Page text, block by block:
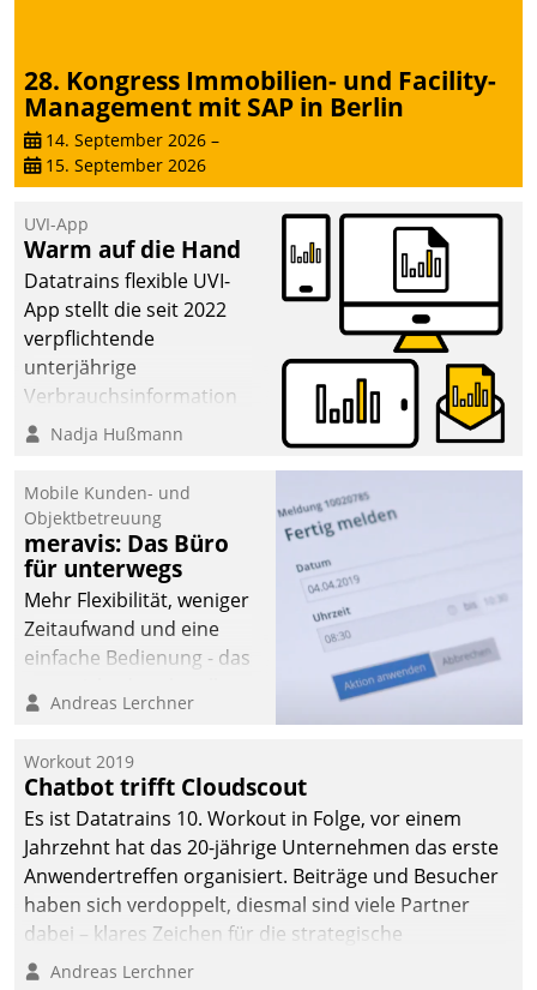
28. Kongress Immobilien- und Facility-
Management mit SAP in Berlin
14. September 2026 –
15. September 2026
UVI-App
Warm auf die Hand
Datatrains flexible UVI-
App stellt die seit 2022
verpflichtende
unterjährige
Verbrauchsinformation
schnell, zuverlässig und
Die monatlichen
Mitteilungen zum
Heizungs- und
Wasserverbrauch gehen
automatisiert, vollständig
und auf Wunsch über
mehrere zuvor
Kommunikationswege bei
Nadja Hußmann
Mobile Kunden- und
Objektbetreuung
meravis: Das Büro
für unterwegs
Mehr Flexibilität, weniger
Zeitaufwand und eine
einfache Bedienung - das
Cockpit für mobile
Datatrain. Die meravis
Wohnungsbau- und
Immobilien GmbH hat
sich dabei für den Betrieb
der Lösung über die SAP
Cloud Platform
entschieden - als erstes
Unternehmen am
Andreas Lerchner
Workout 2019
Chatbot trifft Cloudscout
Es ist Datatrains 10. Workout in Folge, vor einem
Jahrzehnt hat das 20-jährige Unternehmen das erste
Anwendertreffen organisiert. Beiträge und Besucher
haben sich verdoppelt, diesmal sind viele Partner
dabei – klares Zeichen für die strategische
Fokussierung auf den Kunden.
Andreas Lerchner